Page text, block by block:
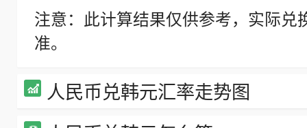
注意：此计算结果仅供参考，实际
准。
人民币兑韩元汇率走势图